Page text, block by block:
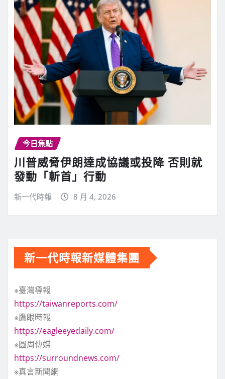
今日焦點
川普威脅伊朗達成協議或投降 否則就
發動「斬首」行動
新一代時報 8 月 4, 2026
新一代時報新媒體集團
※臺灣導報
https://taiwanreports.com/
※鷹眼時報
https://eagleeyedaily.com/
※圓周傳媒
https://surroundnews.com/
※真言新聞網